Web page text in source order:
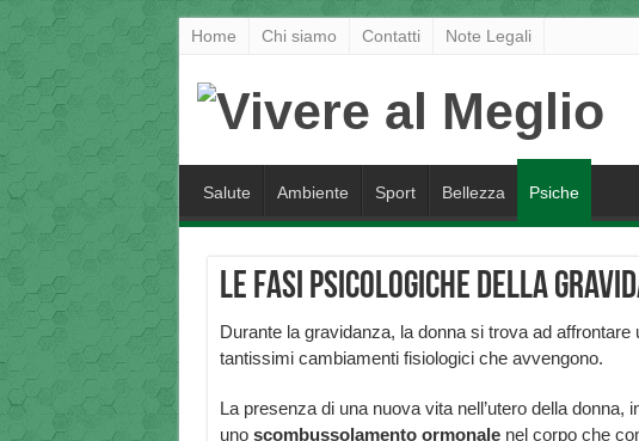
Home Chi siamo Contatti Note Legali
Salute Ambiente Sport Bellezza Psiche
Le fasi psicologiche della
Durante la gravidanza, la donna si trova ad affrontare
tantissimi cambiamenti fisiologici che avvengono.
La presenza di una nuova vita nell’utero della donna,
uno scombussolamento ormonalenel corpo che